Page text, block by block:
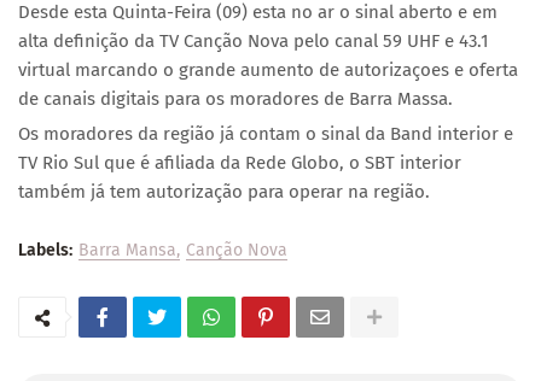
Desde esta Quinta-Feira (09) esta no ar o sinal aberto e em
alta definição da TV Canção Nova pelo canal 59 UHF e 43.1
virtual marcando o grande aumento de autorizaçoes e oferta
de canais digitais para os moradores de Barra Massa.
Os moradores da região já contam o sinal da Band interior e
TV Rio Sul que é afiliada da Rede Globo, o SBT interior
também já tem autorização para operar na região.
Labels: Barra Mansa Canção Nova